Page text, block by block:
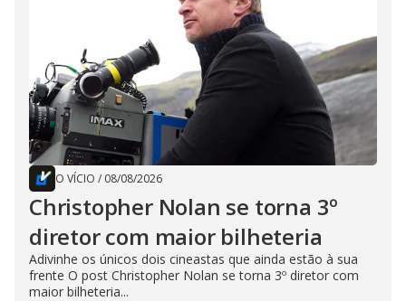
O VÍCIO / 08/08/2026
Christopher Nolan se torna 3º
diretor com maior bilheteria
Adivinhe os únicos dois cineastas que ainda estão à sua
frente O post Christopher Nolan se torna 3º diretor com
maior bilheteria...